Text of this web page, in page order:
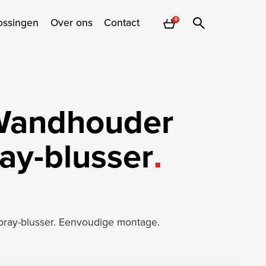
Over ons Contact 0
blusser
blusser. Eenvoudige montage.